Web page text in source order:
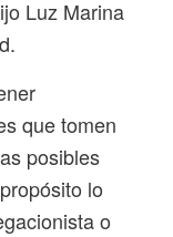
Luz Marina
que tomen
posibles
lo
o